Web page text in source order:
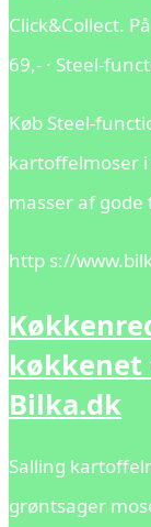
Click&Collect.
69,- · Steel-
Køb Steel-
kartoffelmoser i
masser af gode
http s://
Bilka.dk
Salling
grøntsager